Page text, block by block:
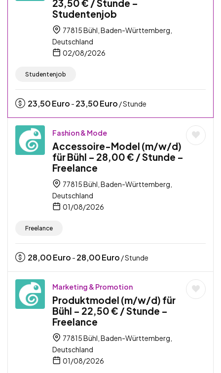
23,50 € / Stunde –
Studentenjob
77815 Bühl, Baden-Württemberg,
Deutschland
02/08/2026
Studentenjob
23,50Euro - 23,50Euro / Stunde
Fashion & Mode
Accessoire-Model (m/w/d)
für Bühl – 28,00 € / Stunde –
Freelance
77815 Bühl, Baden-Württemberg,
Deutschland
01/08/2026
Freelance
28,00Euro - 28,00Euro / Stunde
Marketing & Promotion
Produktmodel (m/w/d) für
Bühl – 22,50 € / Stunde –
Freelance
77815 Bühl, Baden-Württemberg,
Deutschland
01/08/2026